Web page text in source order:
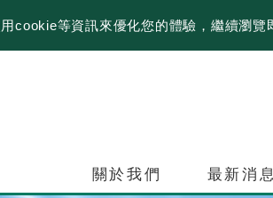
cookie等資訊來優化您的體驗，繼續瀏
關於我們 最新消息